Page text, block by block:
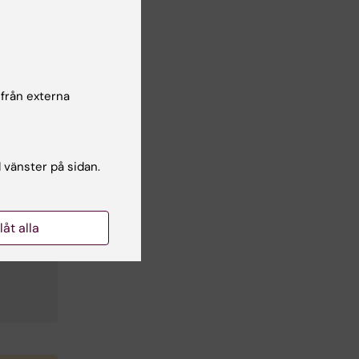
externa
på sidan.
alla